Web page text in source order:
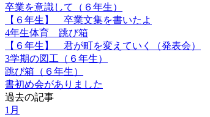
卒業を意識して（６年生）
【６年生】 卒業文集を書いたよ
4年生体育 跳び箱
【６年生】 君が町を変えていく（発表会）
3学期の図工（６年生）
跳び箱（６年生）
書初め会がありました
過去の記事
1月